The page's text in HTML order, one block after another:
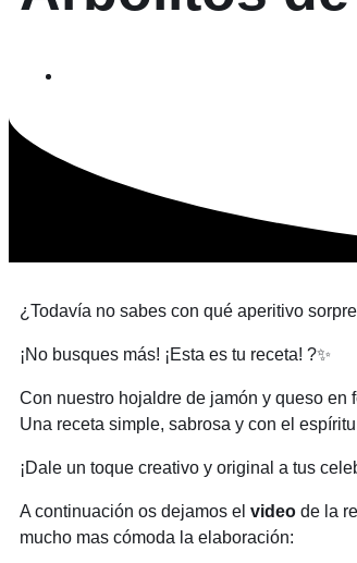
¿Todavía no sabes con qué aperitivo
¡No busques más! ¡Esta es tu receta! ?✨
Con nuestro hojaldre de jamón y queso en
Una receta simple, sabrosa y con el
¡Dale un toque creativo y original a tus
A continuación os dejamos el video de la
mucho mas cómoda la elaboración: